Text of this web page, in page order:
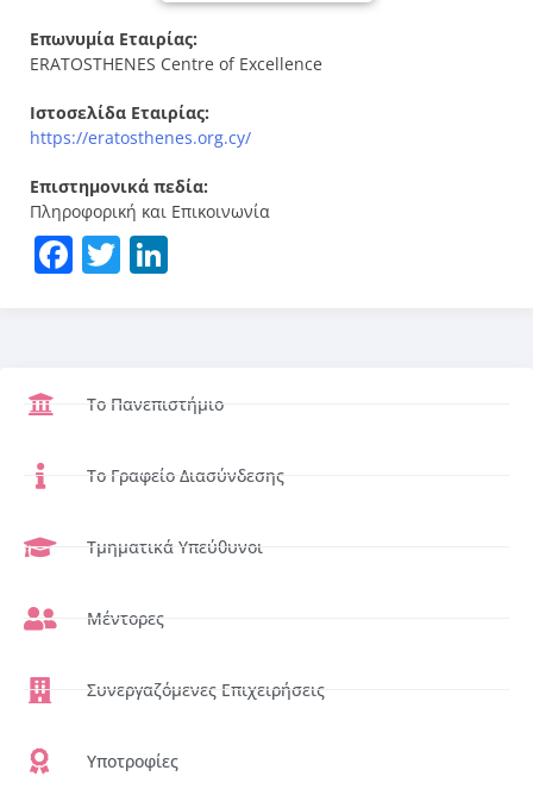
Επωνυμία Εταιρίας:
ERATOSTHENES Centre of Excellence
Ιστοσελίδα Εταιρίας:
https://eratosthenes.org.cy/
Επιστημονικά πεδία:
Πληροφορική και Επικοινωνία
Facebook
Twitter
Το Πανεπιστήμιο
Το Γραφείο Διασύνδεσης
Τμηματικά Υπεύθυνοι
Μέντορες
Συνεργαζόμενες Επιχειρήσεις
Υποτροφίες